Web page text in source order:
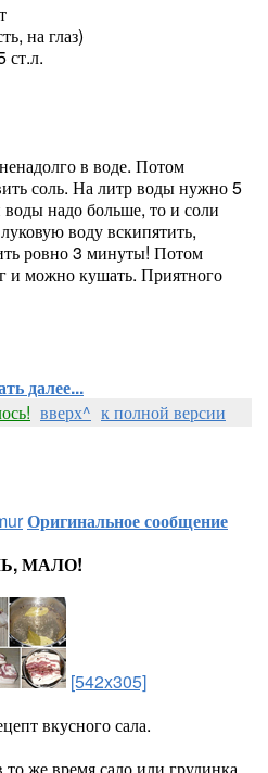
на глаз)
ст.л.
в воде. Потом
соль. На литр воды нужно 5
надо больше, то и соли
воду вскипятить,
ровно 3 минуты! Потом
и можно кушать. Приятного
далее...
вверх^ к полной версии
Оригинальное сообщение
МАЛО!
[542x305]
вкусного сала.